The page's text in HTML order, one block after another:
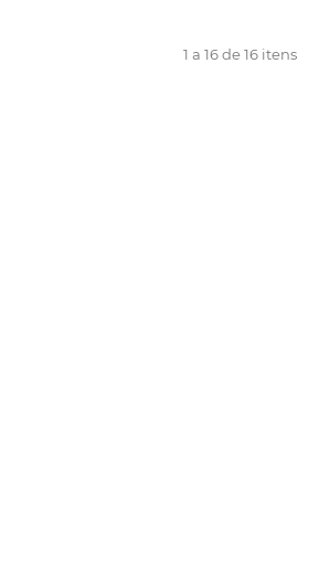
1 a 16 de 16 itens